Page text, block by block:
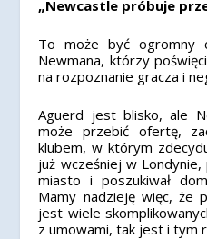
„Newcastle próbuje
To może być ogromny
Newmana, którzy
na rozpoznanie gracza i
Aguerd jest blisko, ale
może przebić ofertę,
klubem, w którym
już wcześniej w Londynie,
miasto i poszukiwał
Mamy nadzieję więc, że
jest wiele
z umowami, tak jest i tym